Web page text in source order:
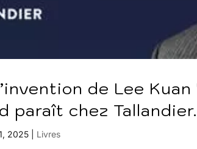
de Lee
paraît chez Tallandier.
2025 Livres